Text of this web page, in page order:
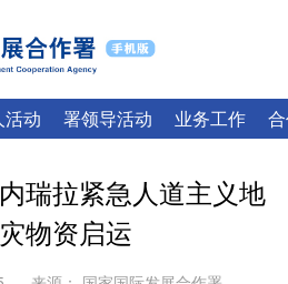
活动 署领导活动 业务工作
瑞拉紧急人道主义地
物资启运